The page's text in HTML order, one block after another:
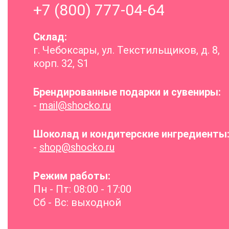
+7 (800) 777-04-64
Склад:
г. Чебоксары, ул. Текстильщиков, д. 8,
корп. 32, S1
Брендированные подарки и сувениры:
- mail@shocko.ru
Шоколад и кондитерские ингредиенты:
- shop@shocko.ru
Режим работы:
Пн - Пт: 08:00 - 17:00
Сб - Вс: выходной